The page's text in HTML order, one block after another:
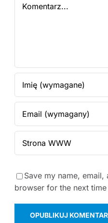
Save my name,
browser for the next